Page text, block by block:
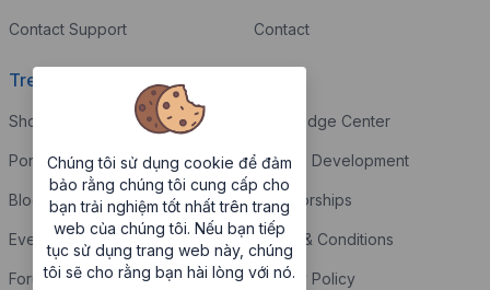
Contact Support Contact
Trending
Shop
Portfolio
Blog
Events
Forums
Knowledge Center
Custom Development
Sponsorships
Terms & Conditions
Privacy Policy
Chúng tôi sử dụng cookie để đảm
bảo rằng chúng tôi cung cấp cho
bạn trải nghiệm tốt nhất trên trang
web của chúng tôi. Nếu bạn tiếp
tục sử dụng trang web này, chúng
tôi sẽ cho rằng bạn hài lòng với nó.